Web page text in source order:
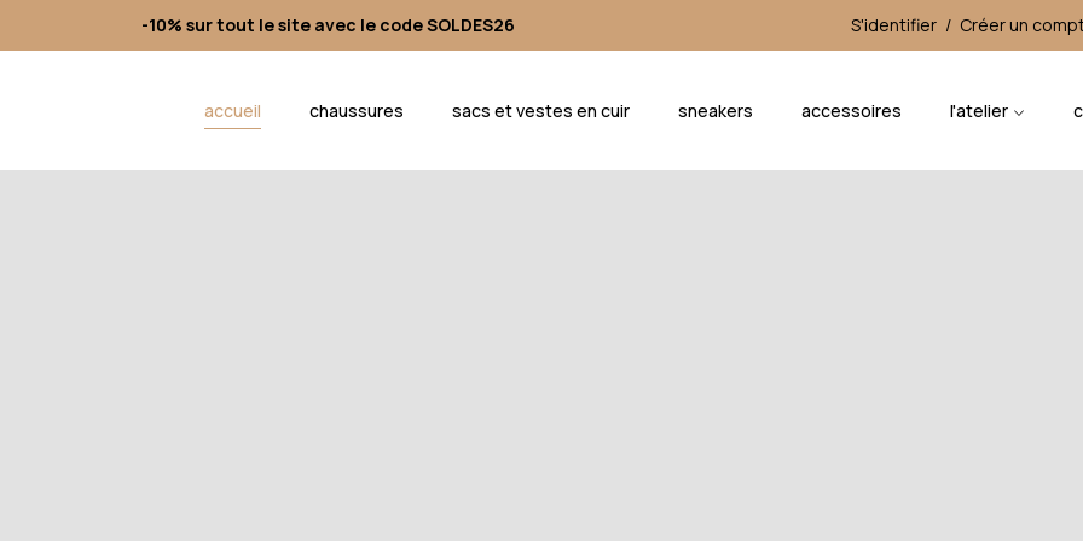
-10% sur tout le site avec le code SOLDES26 S'identifier / Créer un
accueil chaussures sacs et vestes en cuir sneakers accessoires l'atelier